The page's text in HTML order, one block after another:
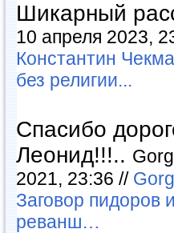
Шикарный
10 апреля 2023,
Константин
без религии...
Спасибо
Леонид!!!..
2021, 23:36 //
Заговор пидоров
реванш…